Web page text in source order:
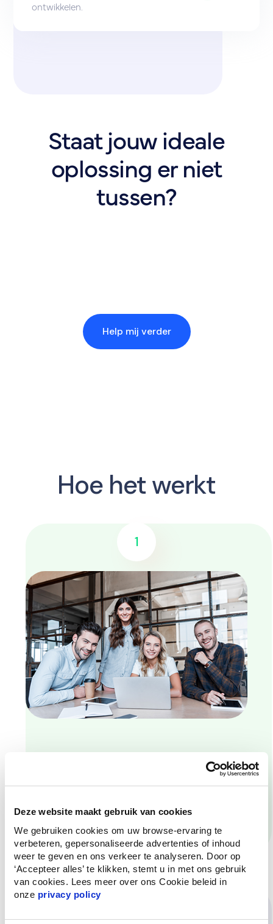
Deze website maakt gebruik van cookies
We gebruiken cookies om uw browse-ervaring te
verbeteren, gepersonaliseerde advertenties of inhoud
weer te geven en ons verkeer te analyseren. Door op
‘Accepteer alles’ te klikken, stemt u in met ons gebruik
van cookies. Lees meer over ons Cookie beleid in
onze privacy policy
ontwikkelen.
Staat jouw ideale
oplossing er niet
tussen?
Help mij verder
Hoe het werkt
1
2